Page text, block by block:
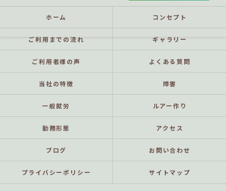
ホーム コンセプト
ご利用までの流れ ギャラリー
ご利用者様の声 よくある質問
当社の特徴 障害
一般就労 ルアー作り
勤務形態 アクセス
ブログ お問い合わせ
プライバシーポリシー サイトマップ